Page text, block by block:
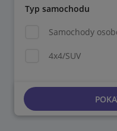
Typ samochodu
Samochody
4x4/SUV